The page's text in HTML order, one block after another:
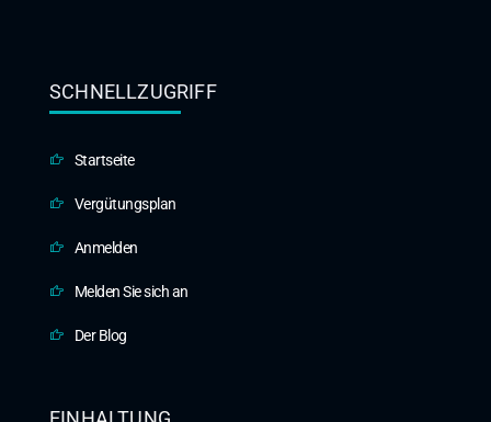
SCHNELLZUGRIFF
Startseite
Vergütungsplan
Anmelden
Melden Sie sich an
Der Blog